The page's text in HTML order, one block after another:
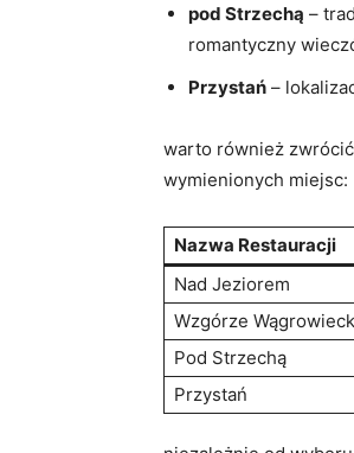
pod Strzechą –
romantyczny
Przystań –
warto również
wymienionych miejsc:
Nazwa Restauracji
Nad Jeziorem
Wzgórze
Pod Strzechą
Przystań